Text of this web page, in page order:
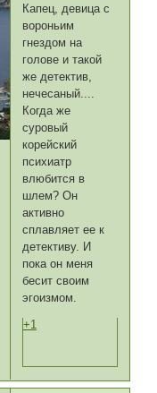
Капец, девица с
вороньим
гнездом на
голове и такой
же детектив,
нечесаный....
Когда же
суровый
корейский
психиатр
влюбится в
шлем? Он
активно
сплавляет ее к
детективу. И
пока он меня
бесит своим
эгоизмом.
+1